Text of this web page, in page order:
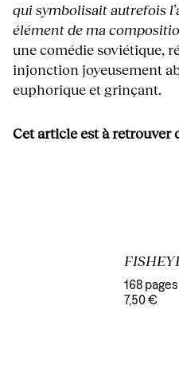
qui symbolisait autrefois
élément de ma
une comédie soviétique,
injonction joyeusement
euphorique et grinçant.
Cet article est à retrouver
168 pages
7,50 €